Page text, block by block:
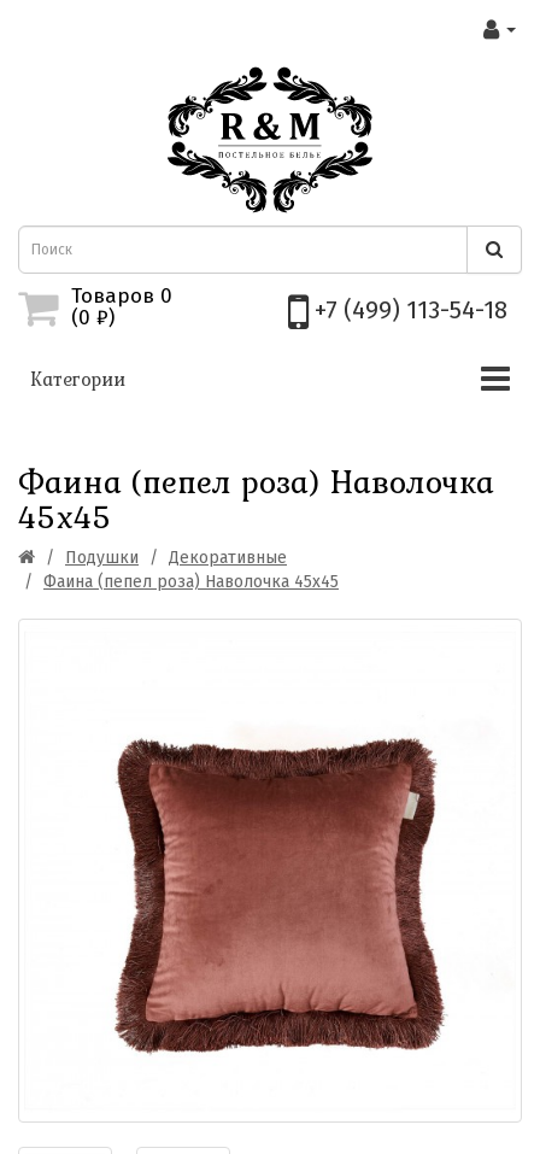
Товаров 0
(0 ₽) +7 (499) 113-54-18
Категории
Фаина (пепел роза) Наволочка
45х45
Подушки
Декоративные
Фаина (пепел роза) Наволочка 45х45